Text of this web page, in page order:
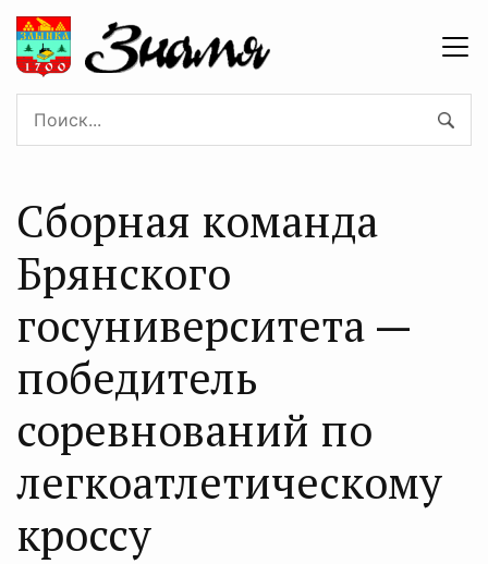
Сборная команда
Брянского
госуниверситета —
победитель
соревнований по
легкоатлетическому
кроссу